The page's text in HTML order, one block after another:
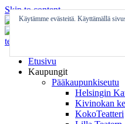
Skip to content
Etusivu
Kaupungit
Pääkaupunkiseutu
Helsingin
Kivinokan
KokoTeatteri
Käytämme evästeitä. Käyttämällä